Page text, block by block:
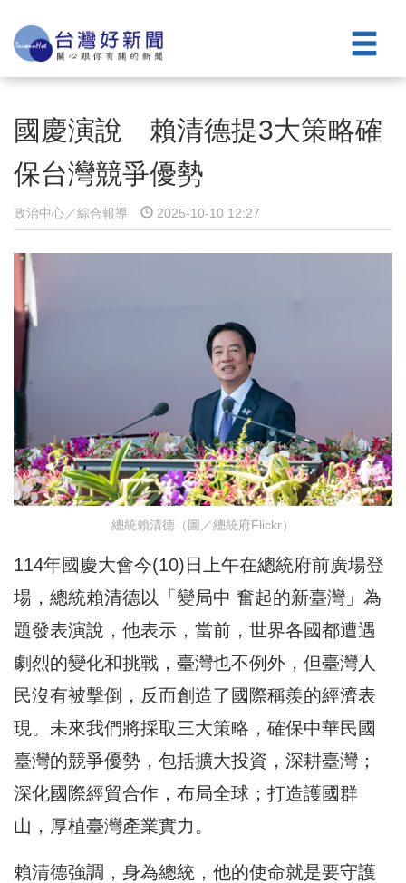
國慶演說 賴清德提3大策略確
保台灣競爭優勢
政治中心／綜合報導 2025-10-10 12:27
總統賴清德（圖／總統府Flickr）
114年國慶大會今(10)日上午在總統府前廣場登
場，總統賴清德以「變局中 奮起的新臺灣」為
題發表演說，他表示，當前，世界各國都遭遇
劇烈的變化和挑戰，臺灣也不例外，但臺灣人
民沒有被擊倒，反而創造了國際稱羨的經濟表
現。未來我們將採取三大策略，確保中華民國
臺灣的競爭優勢，包括擴大投資，深耕臺灣；
深化國際經貿合作，布局全球；打造護國群
山，厚植臺灣產業實力。
賴清德強調，身為總統，他的使命就是要守護